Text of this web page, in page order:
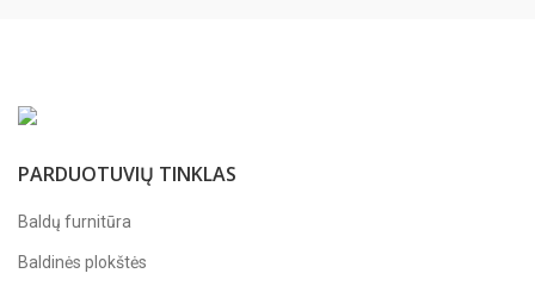
PARDUOTUVIŲ TINKLAS
Baldų furnitūra
Baldinės plokštės